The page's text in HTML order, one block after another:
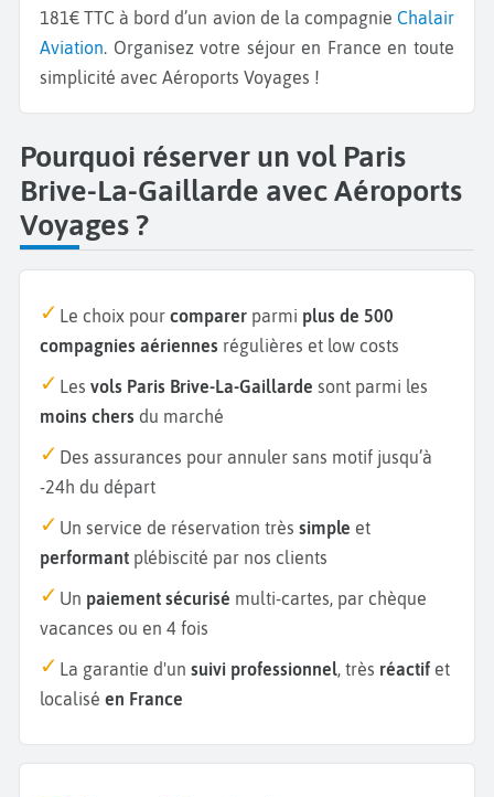
181€ TTC à bord d’un avion de la compagnie Chalair
Aviation. Organisez votre séjour en France en toute
simplicité avec Aéroports Voyages !
Pourquoi réserver un vol Paris
Brive-La-Gaillarde avec Aéroports
Voyages ?
Le choix pour comparer parmi plus de 500
compagnies aériennes régulières et low costs
Les vols Paris Brive-La-Gaillarde sont parmi les
moins chers du marché
Des assurances pour annuler sans motif jusqu’à
-24h du départ
Un service de réservation très simple et
performant plébiscité par nos clients
Un paiement sécurisé multi-cartes, par chèque
vacances ou en 4 fois
La garantie d'un suivi professionnel, très réactif et
localisé en France